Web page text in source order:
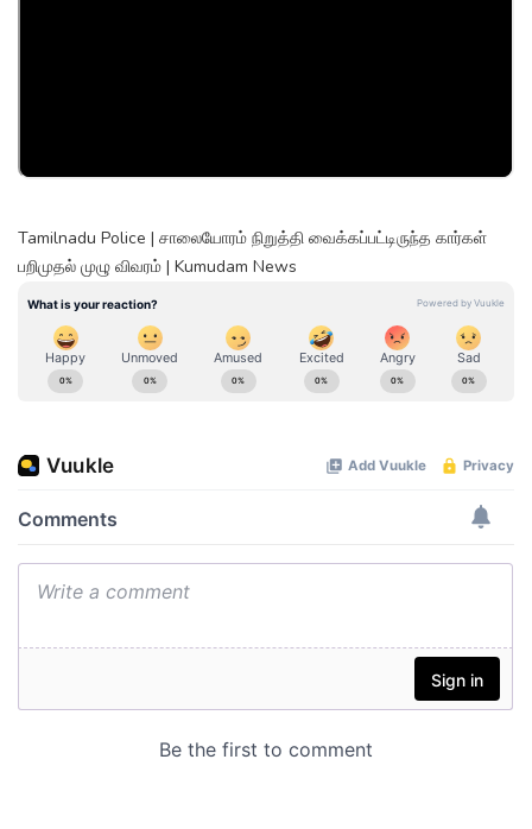
Tamilnadu Police | சாலையோரம் நிறுத்தி வைக்கப்பட்டிருந்த கார்கள்
பறிமுதல் முழு விவரம் | Kumudam News